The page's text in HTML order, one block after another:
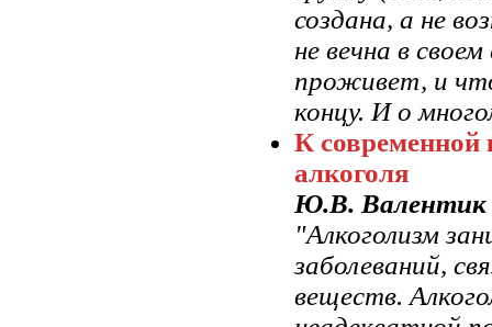
создана, а не
не вечна в
проживет, и
концу. И о
К современной
алкоголя
Ю.В. Валентик
"Алкоголизм
заболеваний,
веществ.